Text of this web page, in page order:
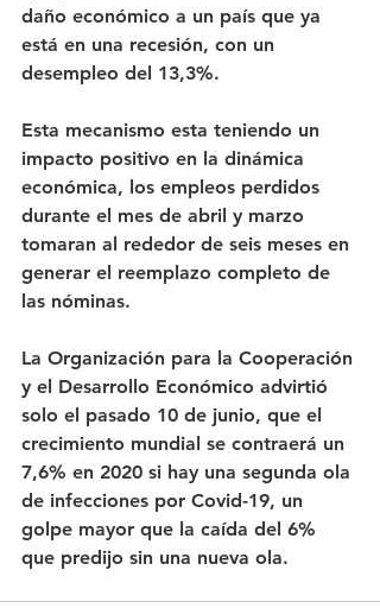
daño económico a un país que ya
está en una recesión, con un
desempleo del 13,3%.
Esta mecanismo esta teniendo un
impacto positivo en la dinámica
económica, los empleos perdidos
durante el mes de abril y marzo
tomaran al rededor de seis meses en
generar el reemplazo completo de
las nóminas.
La Organización para la Cooperación
y el Desarrollo Económico advirtió
solo el pasado 10 de junio, que el
crecimiento mundial se contraerá un
7,6% en 2020 si hay una segunda ola
de infecciones por Covid-19, un
golpe mayor que la caída del 6%
que predijo sin una nueva ola.